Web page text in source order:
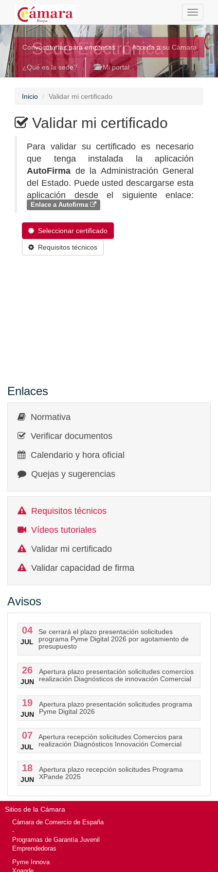
Toggle
Sede Electrónica
Convocatorias para empresas Acceda a su Cámara
¿Qué es la sede? Mi portal
Inicio Validar mi certificado
Validar mi certificado
Para validar su certificado es necesario
que tenga instalada la aplicación
AutoFirma de la Administración General
del Estado. Puede usted descargarse esta
aplicación desde el siguiente enlace:
Enlace a Autofirma
Seleccionar certificado
Requisitos técnicos
Enlaces
Normativa
Verificar documentos
Calendario y hora oficial
Quejas y sugerencias
Requisitos técnicos
Vídeos tutoriales
Validar mi certificado
Validar capacidad de firma
Avisos
04
JUL
Se cerrará el plazo presentación solicitudes
programa Pyme Digital 2026 por agotamiento de
presupuesto
26
JUN
Apertura plazo presentación solicitudes comercios
realización Diagnósticos de innovación Comercial
19
JUN
Apertura plazo presentación solicitudes programa
Pyme Digital 2026
07
JUL
Apertura recepción solicitudes Comercios para
realización Diagnósticos Innovación Comercial
18
JUN
Apertura plazo recepción solicitudes Programa
XPande 2025
Sitios de la Cámara
Cámara de Comercio de España
-
Programas de Garantía Juvenil
Emprendedoras
Pyme Innova